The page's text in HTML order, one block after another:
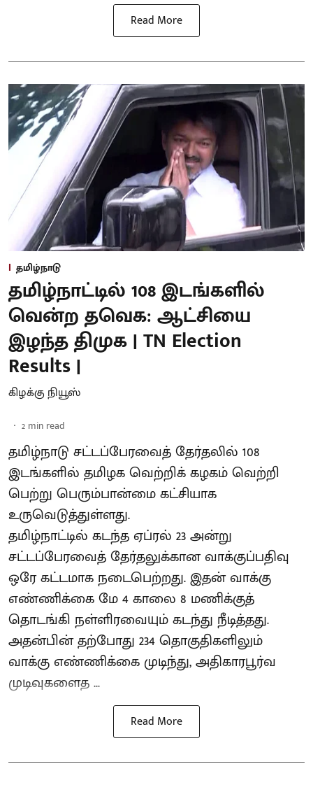
Read More
தமிழ்நாடு
தமிழ்நாட்டில் 108 இடங்களில்
வென்ற தவெக: ஆட்சியை
இழந்த திமுக | TN Election
Results |
கிழக்கு நியூஸ்
2 min read
தமிழ்நாடு சட்டப்பேரவைத் தேர்தலில் 108
இடங்களில் தமிழக வெற்றிக் கழகம் வெற்றி
பெற்று பெரும்பான்மை கட்சியாக
உருவெடுத்துள்ளது.
தமிழ்நாட்டில் கடந்த ஏப்ரல் 23 அன்று
சட்டப்பேரவைத் தேர்தலுக்கான வாக்குப்பதிவு
ஒரே கட்டமாக நடைபெற்றது. இதன் வாக்கு
எண்ணிக்கை மே 4 காலை 8 மணிக்குத்
தொடங்கி நள்ளிரவையும் கடந்து நீடித்தது.
அதன்பின் தற்போது 234 தொகுதிகளிலும்
வாக்கு எண்ணிக்கை முடிந்து, அதிகாரபூர்வ
முடிவுகளைத ...
Read More